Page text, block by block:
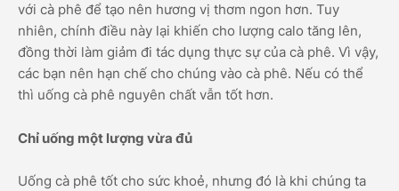
với cà phê để tạo nên hương vị thơm ngon hơn. Tuy
nhiên, chính điều này lại khiến cho lượng calo tăng lên,
đồng thời làm giảm đi tác dụng thực sự của cà phê. Vì vậy,
các bạn nên hạn chế cho chúng vào cà phê. Nếu có thể
thì uống cà phê nguyên chất vẫn tốt hơn.
Chỉ uống một lượng vừa đủ
Uống cà phê tốt cho sức khoẻ, nhưng đó là khi chúng ta